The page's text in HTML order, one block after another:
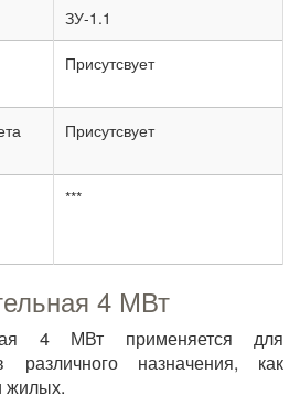
ЗУ-1.1
Присутсвует
Присутсвует
***
4 МВт
4 МВт применяется для
различного назначения, как
жилых.